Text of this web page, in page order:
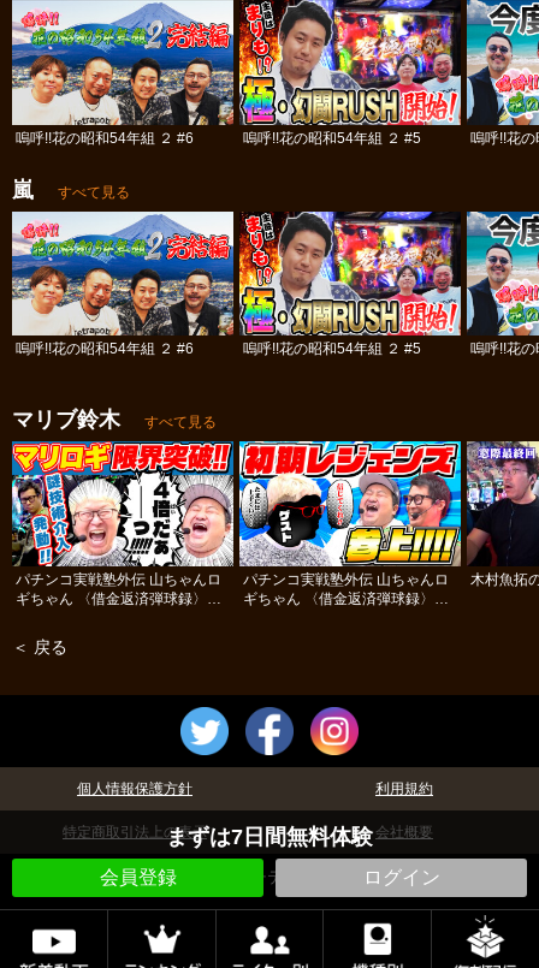
まずは7日間無料体験
会員登録 ログイン
嗚呼!!花の昭和54年組 ２ #6 嗚呼!!花の昭和54年組 ２ #5 嗚呼!!花
嵐 すべて見る
嗚呼!!花の昭和54年組 ２ #6 嗚呼!!花の昭和54年組 ２ #5 嗚呼!!花
マリブ鈴木 すべて見る
パチンコ実戦塾外伝 山ちゃんロ
ギちゃん 〈借金返済弾球録〉
パチンコ実戦塾外伝 山ちゃんロ
ギちゃん 〈借金返済弾球録〉
木村魚拓
＜ 戻る
個人情報保護方針 利用規約
特定商取引法上の表示 会社概要
©パチテレ！